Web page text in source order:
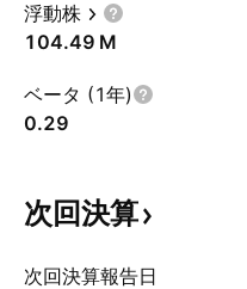
浮動株
‪104.49 M‬
ベータ (1年)
0.29
次回決算
次回決算報告日